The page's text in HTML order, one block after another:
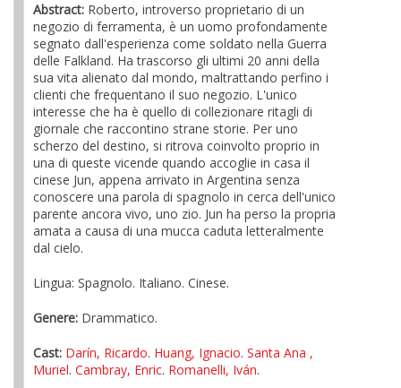
Abstract: Roberto, introverso proprietario di un
negozio di ferramenta, è un uomo profondamente
segnato dall'esperienza come soldato nella Guerra
delle Falkland. Ha trascorso gli ultimi 20 anni della
sua vita alienato dal mondo, maltrattando perfino i
clienti che frequentano il suo negozio. L'unico
interesse che ha è quello di collezionare ritagli di
giornale che raccontino strane storie. Per uno
scherzo del destino, si ritrova coinvolto proprio in
una di queste vicende quando accoglie in casa il
cinese Jun, appena arrivato in Argentina senza
conoscere una parola di spagnolo in cerca dell'unico
parente ancora vivo, uno zio. Jun ha perso la propria
amata a causa di una mucca caduta letteralmente
dal cielo.
Lingua: Spagnolo. Italiano. Cinese.
Genere: Drammatico.
Cast: Darín, Ricardo. Huang, Ignacio. Santa Ana ,
Muriel. Cambray, Enric. Romanelli, Iván.